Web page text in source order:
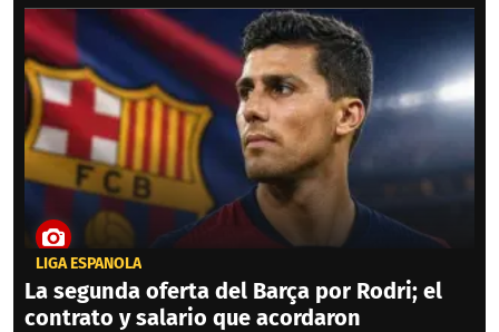
LIGA ESPAÑOLA
La segunda oferta del Barça por Rodri; el
contrato y salario que acordaron